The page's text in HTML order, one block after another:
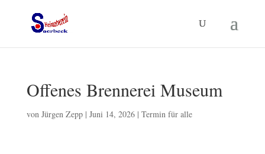
Offenes Brennerei Museum
von Jürgen Zepp| Juni 14, 2026| Termin für alle